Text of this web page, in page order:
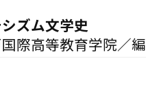
ズム文学史
際高等教育学院／編